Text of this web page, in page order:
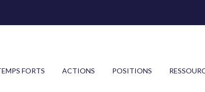
FORTS ACTIONS POSITIONS